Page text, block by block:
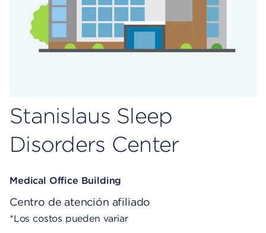
Stanislaus Sleep
Disorders Center
Medical Office Building
Centro de atención afiliado
*Los costos pueden variar